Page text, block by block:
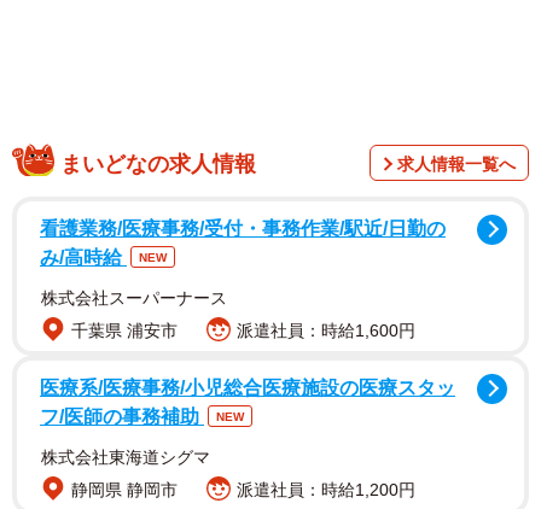
そのうえにはーーなんと、地域で見守られているキジトラ
猫の「にゃにゃこ」ちゃんが、ラグマットにぴったりとお
さまってすやすや…。これには観光客も思わず、撮影せず
にはいられなかった様子。当の猫はまったく気にせず、気
この投稿は1.7万件超の“いいね”を集め、「猫・オンザ・
猫」「完全に同化してますやん（笑）」「看板娘のお仕事
ごくろうさま」など、ほっこりする声が寄せられていま
まいどなの求人情報 求人情報一覧へ
看護業務/医療事務/受付・事務作業/駅近/日勤の
み/高時給
NEW
株式会社スーパーナース
千葉県 浦安市
派遣社員：時給1,600円
医療系/医療事務/小児総合医療施設の医療スタッ
フ/医師の事務補助
NEW
株式会社東海道シグマ
静岡県 静岡市
派遣社員：時給1,200円